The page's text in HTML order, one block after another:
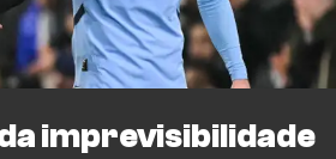
imprevisibilidade